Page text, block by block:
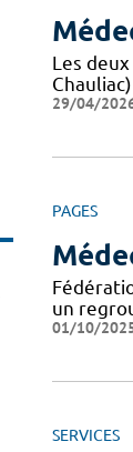
Les
29/04/
PAGES
un
01/10/
SERVICES